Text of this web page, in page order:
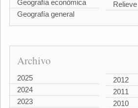
Geografía económica
Geografía general
Relieve
Archivo
2025
2024
2023
2012
2011
2010